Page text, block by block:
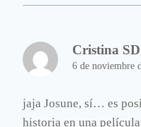
Cristina SD
6 de noviembre
jaja Josune, sí… es
historia en una